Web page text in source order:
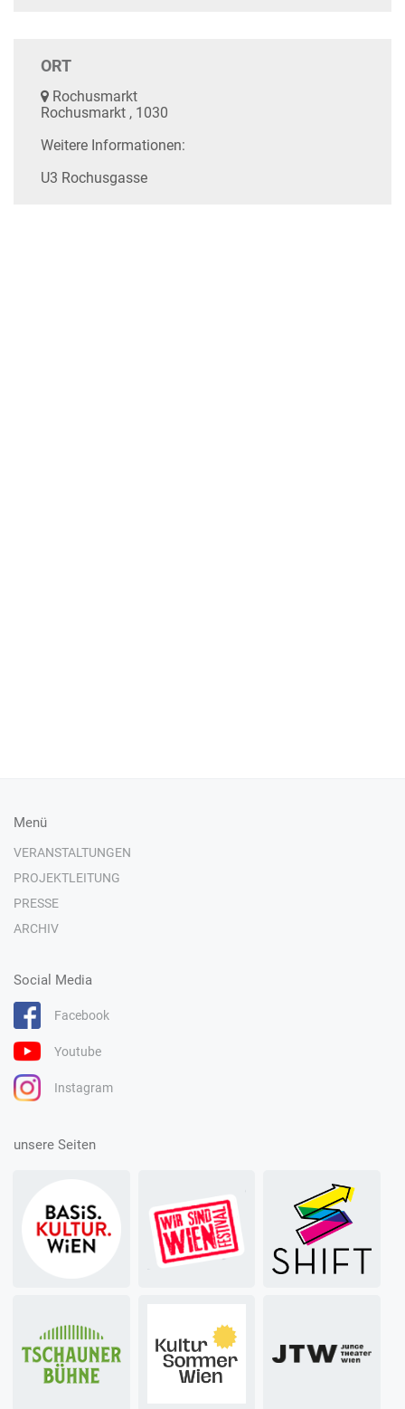
ORT
Rochusmarkt
Rochusmarkt , 1030
Weitere Informationen:
U3 Rochusgasse
Menü
VERANSTALTUNGEN
PROJEKTLEITUNG
PRESSE
ARCHIV
Social Media
Facebook
Youtube
Instagram
unsere Seiten